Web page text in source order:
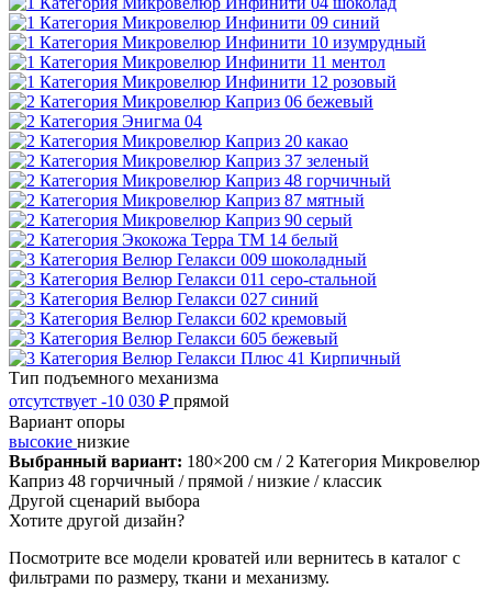
Тип подъемного механизма
отсутствует -10 030 ₽ прямой
Вариант опоры
высокие низкие
Выбранный вариант: 180×200 см / 2 Категория Микровелюр
Каприз 48 горчичный / прямой / низкие / классик
Другой сценарий выбора
Хотите другой дизайн?
Посмотрите все модели кроватей или вернитесь в каталог с
фильтрами по размеру, ткани и механизму.